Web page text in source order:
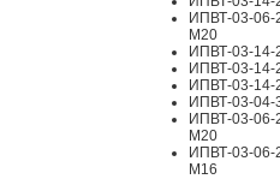
ИПВТ-03-06-
М20
ИПВТ-03-14-
ИПВТ-03-14-
ИПВТ-03-14-
ИПВТ-03-04-
ИПВТ-03-06-
М20
ИПВТ-03-06-
М16